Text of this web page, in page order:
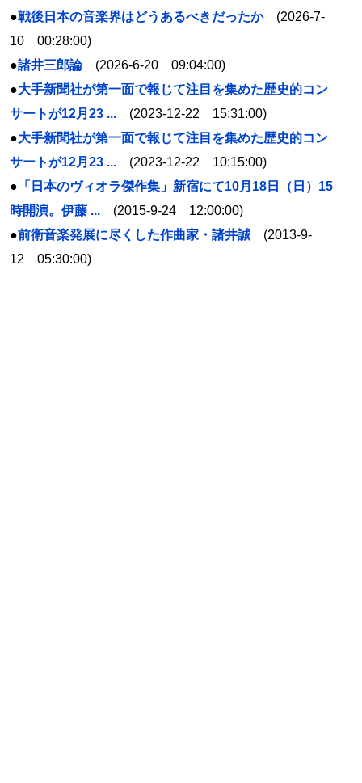
●戦後日本の音楽界はどうあるべきだったか(2026-7-
10 00:28:00)
●諸井三郎論(2026-6-20 09:04:00)
●大手新聞社が第一面で報じて注目を集めた歴史的コン
サートが12月23 ... (2023-12-22 15:31:00)
●大手新聞社が第一面で報じて注目を集めた歴史的コン
サートが12月23 ... (2023-12-22 10:15:00)
● 「日本のヴィオラ傑作集」新宿にて10月18日（日）15
時開演。伊藤 ... (2015-9-24 12:00:00)
●前衛音楽発展に尽くした作曲家・諸井誠 (2013-9-
12 05:30:00)